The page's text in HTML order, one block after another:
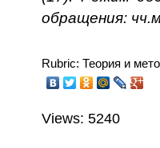
обращения:
Rubric: Теория и
Views: 5240